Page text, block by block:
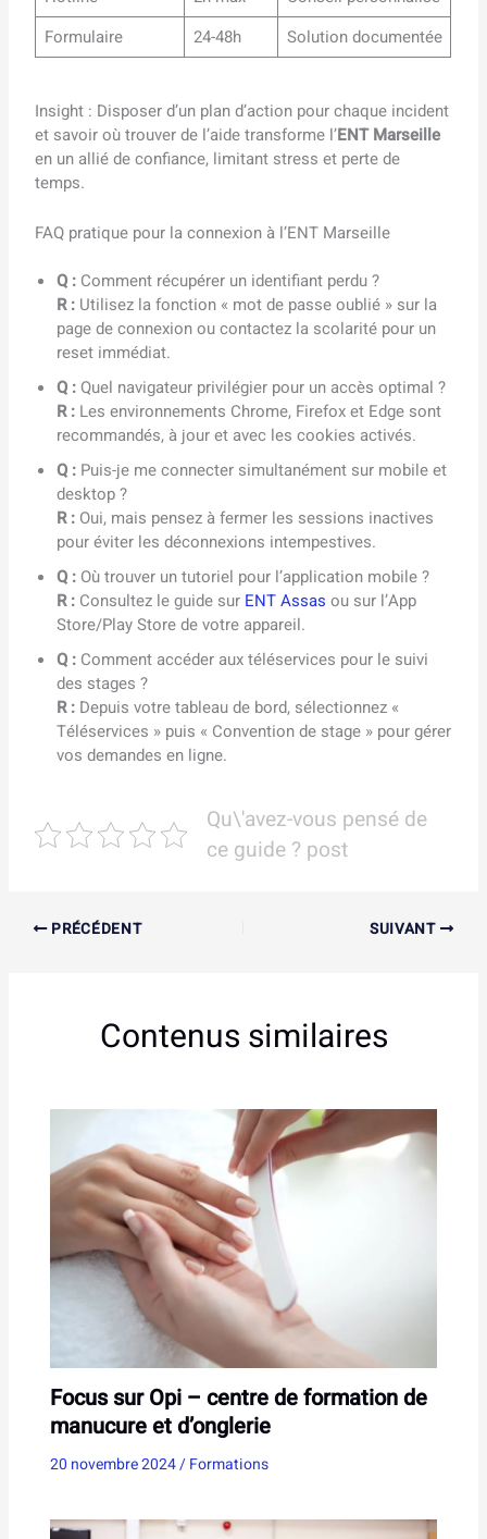
Formulaire
24-48h Solution documentée
Insight : Disposer d’un plan d’action pour chaque incident
et savoir où trouver de l’aide transforme l’ENT Marseille
en un allié de confiance, limitant stress et perte de
temps.
FAQ pratique pour la connexion à l’ENT Marseille
Q : Comment récupérer un identifiant perdu ?
R : Utilisez la fonction « mot de passe oublié » sur la
page de connexion ou contactez la scolarité pour un
reset immédiat.
Q :Quel navigateur privilégier pour un accès optimal ?
R : Les environnements Chrome, Firefox et Edge sont
recommandés, à jour et avec les cookies activés.
Q : Puis-je me connecter simultanément sur mobile et
desktop ?
R : Oui, mais pensez à fermer les sessions inactives
pour éviter les déconnexions intempestives.
Q : Où trouver un tutoriel pour l’application mobile ?
R : Consultez le guide sur ENT Assas ou sur l’App
Store/Play Store de votre appareil.
Q : Comment accéder aux téléservices pour le suivi
des stages ?
R : Depuis votre tableau de bord, sélectionnez «
Téléservices » puis « Convention de stage » pour gérer
vos demandes en ligne.
Qu\'avez-vous pensé de
ce guide ? post
PRÉCÉDENT SUIVANT
Contenus similaires
Focus sur Opi – centre de formation de
manucure et d’onglerie
20 novembre 2024/Formations